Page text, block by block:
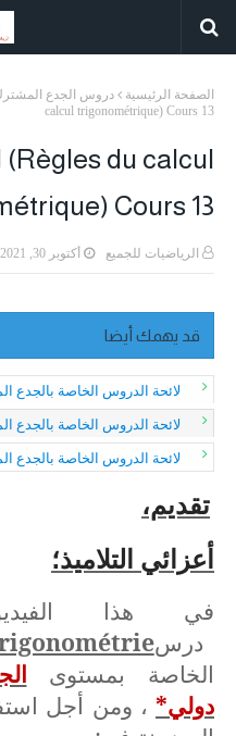
الصفحة الرئيسية دروس الجدع
calcul trigonométrique) Cours 13
du calcul
Cours 13
الرياضيات للجميع أكتوبر 30, 2021
قد يهمك أيضا
لائحة الدروس الخاصة بالجدع
لائحة الدروس الخاصة بالجدع
لائحة الدروس الخاصة بالجدع
تقديم،
أعزائي التلاميذ؛
في هذا
درس
الخاصة بمستوى
دولي* ، ومن أجل